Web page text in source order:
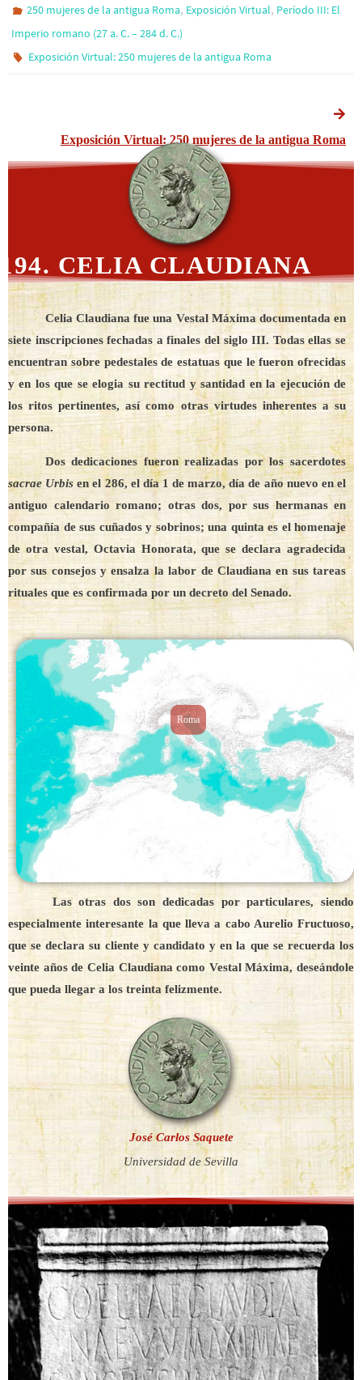
250 mujeres de la antigua Roma, Exposición Virtual, Período III: El
Imperio romano (27 a. C. – 284 d. C.)
Exposición Virtual: 250 mujeres de la antigua Roma
Exposición Virtual: 250 mujeres de la antigua Roma
194. CELIA CLAUDIANA
Celia Claudiana fue una Vestal Máxima documentada en
siete inscripciones fechadas a finales del siglo III. Todas ellas se
encuentran sobre pedestales de estatuas que le fueron ofrecidas
y en los que se elogia su rectitud y santidad en la ejecución de
los ritos pertinentes, así como otras virtudes inherentes a su
persona.
Dos dedicaciones fueron realizadas por los sacerdotes
sacrae Urbis en el 286, el día 1 de marzo, día de año nuevo en el
antiguo calendario romano; otras dos, por sus hermanas en
compañía de sus cuñados y sobrinos; una quinta es el homenaje
de otra vestal, Octavia Honorata, que se declara agradecida
por sus consejos y ensalza la labor de Claudiana en sus tareas
rituales que es confirmada por un decreto del Senado.
Roma
Las otras dos son dedicadas por particulares, siendo
especialmente interesante la que lleva a cabo Aurelio Fructuoso,
que se declara su cliente y candidato y en la que se recuerda los
veinte años de Celia Claudiana como Vestal Máxima, deseándole
que pueda llegar a los treinta felizmente.
José Carlos Saquete
Universidad de Sevilla